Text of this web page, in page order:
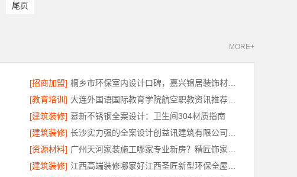
尾页
MORE+
[招商加盟]
[教育培训]
[建筑装修] 慕新不锈钢全案设计：卫生间304材质指南
[建筑装修]
[资源材料]
[建筑装修]